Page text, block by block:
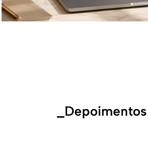
_Depoimentos
que tomei